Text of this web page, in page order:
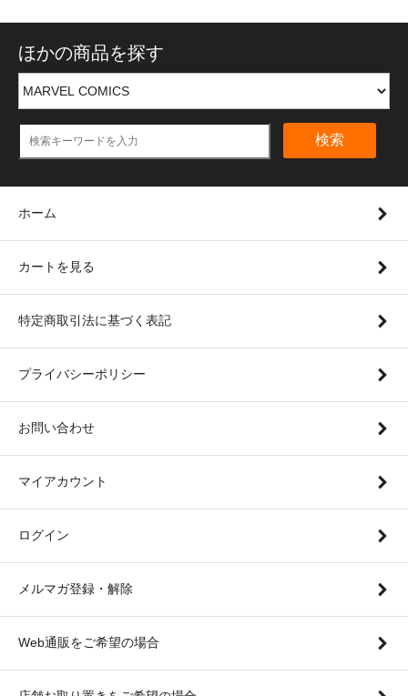
ほかの商品を探す
検索
ホーム
カートを見る
特定商取引法に基づく表記
プライバシーポリシー
お問い合わせ
マイアカウント
ログイン
メルマガ登録・解除
Web通販をご希望の場合